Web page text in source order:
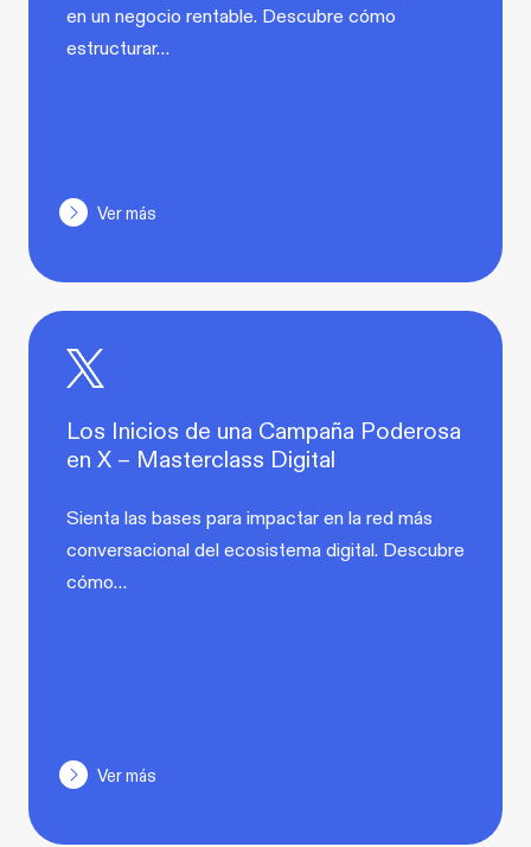
en un negocio rentable. Descubre cómo
estructurar…
Ver más
Los Inicios de una Campaña Poderosa
en X – Masterclass Digital
Sienta las bases para impactar en la red más
conversacional del ecosistema digital. Descubre
cómo…
Ver más